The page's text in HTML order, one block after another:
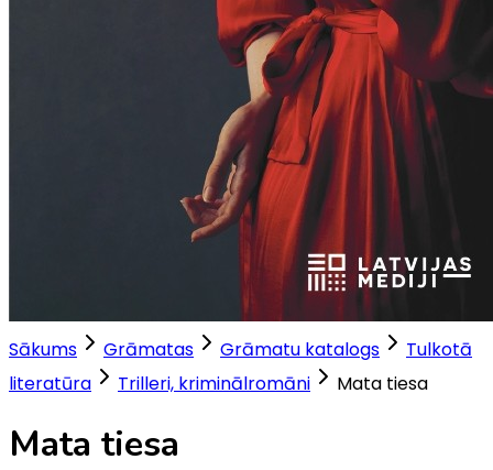
Sākums Grāmatas Grāmatu katalogs
Tulkotā
literatūra
Trilleri, kriminālromāni Mata tiesa
Mata tiesa